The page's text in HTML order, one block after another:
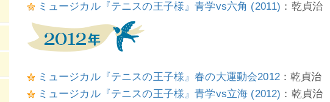
ミュージカル『テニスの王子様』青学vs六角 (2011) ：乾貞治
ミュージカル『テニスの王子様』春の大運動会2012：乾貞治
ミュージカル『テニスの王子様』青学vs立海 (2012) ：乾貞治